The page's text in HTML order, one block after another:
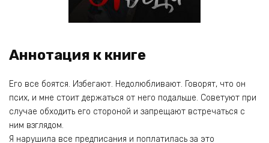
Аннотация к книге
Его все боятся. Избегают. Недолюбливают. Говорят, что он
псих, и мне стоит держаться от него подальше. Советуют при
случае обходить его стороной и запрещают встречаться с
ним взглядом.
Я нарушила все предписания и поплатилась за это